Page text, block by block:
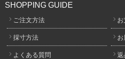
SHOPPING GUIDE
ご注文方法
採寸方法
よくある質問 返